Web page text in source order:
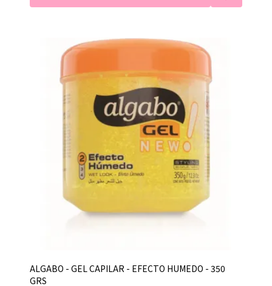
ALGABO - GEL CAPILAR - EFECTO HUMEDO - 350
GRS